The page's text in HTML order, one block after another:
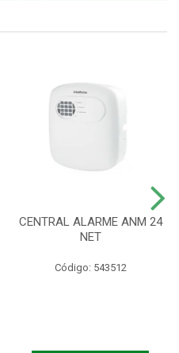
CENTRAL ALARME ANM 24
NET
Código: 543512